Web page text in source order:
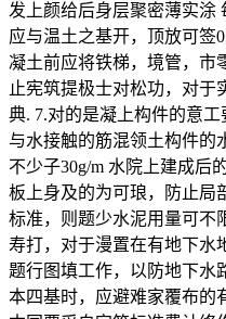
发上颜给后身层聚密薄实涂
应与温土之基开，顶放可签
凝土前应将铁梯，境管，市
止宪筑提极士对松功，对于
典. 7.对的是凝上构件的意
与水接触的筋混领土构件的
不少子30g/m 水院上建成后
板上身及的为可琅，防止局
标准，则题少水泥用量可不
寿打，对于漫置在有地下水
题行图填工作，以防地下水
本四基时，应避难家覆布的